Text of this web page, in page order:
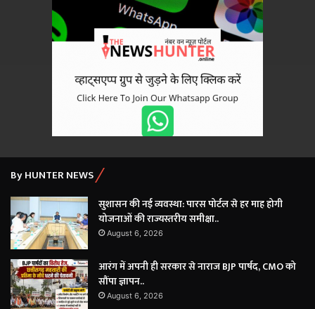
By HUNTER NEWS
सुशासन की नई व्यवस्था: पारस पोर्टल से हर माह होगी
योजनाओं की राज्यस्तरीय समीक्षा..
August 6, 2026
आरंग में अपनी ही सरकार से नाराज BJP पार्षद, CMO को
सौंपा ज्ञापन..
August 6, 2026